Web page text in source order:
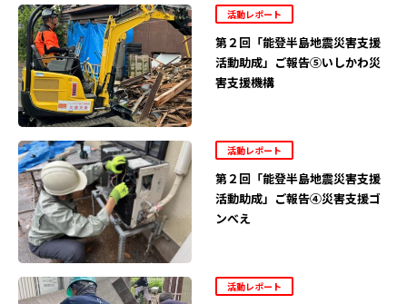
活動レポート
第２回「能登半島地震災害支援
活動助成」ご報告⑤いしかわ災
害支援機構
活動レポート
第２回「能登半島地震災害支援
活動助成」ご報告④災害支援ゴ
ンべえ
活動レポート